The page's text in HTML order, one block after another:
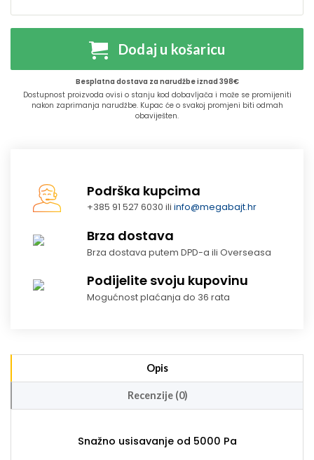
Dodaj u košaricu
Besplatna dostava za narudžbe iznad 398€
Dostupnost proizvoda ovisi o stanju kod dobavljača i može se promijeniti
nakon zaprimanja narudžbe. Kupac će o svakoj promjeni biti odmah
obaviješten.
Podrška kupcima
+385 91 527 6030 iliinfo@megabajt.hr
Brza dostava
Brza dostava putem DPD-a ili Overseasa
Podijelite svoju kupovinu
Mogućnost plaćanja do 36 rata
Opis
Recenzije (0)
Snažno usisavanje od 5000 Pa